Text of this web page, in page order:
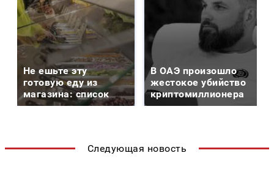
Не ешьте эту
готовую еду из
магазина: список
В ОАЭ произошло
жестокое убийство
криптомиллионера
Следующая новость